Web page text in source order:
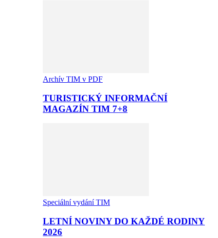
Archív TIM v PDF
TURISTICKÝ INFORMAČNÍ
MAGAZÍN TIM 7+8
Speciální vydání TIM
LETNÍ NOVINY DO KAŽDÉ RODINY
2026